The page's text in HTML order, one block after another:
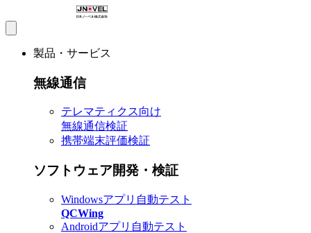
製品・サービス
無線通信
テレマティクス向け
無線通信検証
携帯端末評価検証
ソフトウェア開発・検証
Windowsアプリ自動テスト
QCWing
Androidアプリ自動テスト